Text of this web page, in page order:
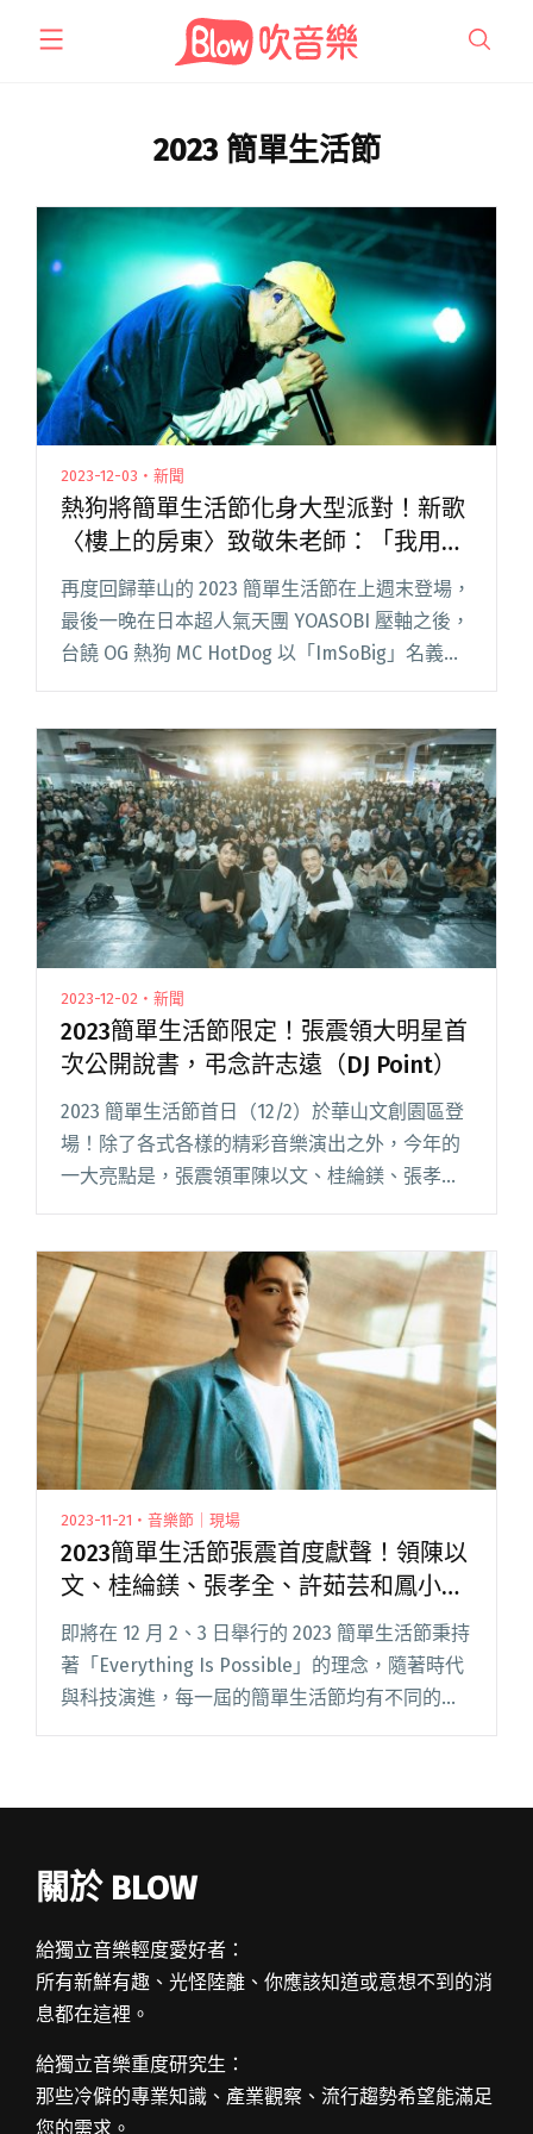
2023 簡單生活節
2023-12-03・新聞
熱狗將簡單生活節化身大型派對！新歌
〈樓上的房東〉致敬朱老師：「我用另
外一首很屌的歌，換了你這首歌！」
再度回歸華山的 2023 簡單生活節在上週末登場，
最後一晚在日本超人氣天團 YOASOBI 壓軸之後，
台饒 OG 熱狗 MC HotDog 以「ImSoBig」名義在
Legacy 舞台進行突襲演出，一共演唱 10 首歌
活節化身大型派對！新歌〈樓上的房東〉致敬朱
老師：「我用另外一首很屌的歌，換了你這首
歌！」"
2023-12-02・新聞
2023簡單生活節限定！張震領大明星首
次公開說書，弔念許志遠（DJ Point）
2023 簡單生活節首日（12/2）於華山文創園區登
場！除了各式各樣的精彩音樂演出之外，今年的
一大亮點是，張震領軍陳以文、桂綸鎂、張孝
於張震與糯米糰鼓手洪閱讀全文 "2023簡單生活
節限定！張震領大明星首次公開說書，弔念許志
遠（DJ Point）"
2023-11-21・音樂節｜現場
2023簡單生活節張震首度獻聲！領陳以
文、桂綸鎂、張孝全、許茹芸和鳳小岳
現場「說」給你聽！
即將在 12 月 2、3 日舉行的 2023 簡單生活節秉持
著「Everything Is Possible」的理念，隨著時代
與科技演進，每一屆的簡單生活節均有不同的巧
妙設計，讓前來現場的觀眾在身心靈上都能獲得
關於 BLOW
給獨立音樂輕度愛好者：
所有新鮮有趣、光怪陸離、你應該知道或意想不到的消
息都在這裡。
給獨立音樂重度研究生：
那些冷僻的專業知識、產業觀察、流行趨勢希望能滿足
您的需求。